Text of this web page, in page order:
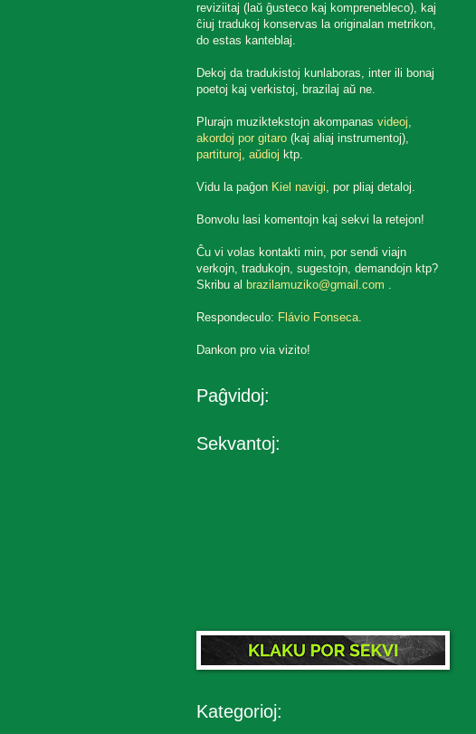
reviziitaj (laŭ ĝusteco kaj komprenebleco), kaj
ĉiuj tradukoj konservas la originalan metrikon,
do estas kanteblaj.
Dekoj da tradukistoj kunlaboras, inter ili bonaj
poetoj kaj verkistoj, brazilaj aŭ ne.
Plurajn muziktekstojn akompanas videoj,
akordoj por gitaro(kaj aliaj instrumentoj),
partituroj, aŭdioj ktp.
Vidu la paĝon Kiel navigi, por pliaj detaloj.
Bonvolu lasi komentojn kaj sekvi la retejon!
Ĉu vi volas kontakti min, por sendi viajn
verkojn, tradukojn, sugestojn, demandojn ktp?
Skribu al brazilamuziko@gmail.com .
Respondeculo: Flávio Fonseca.
Dankon pro via vizito!
Paĝvidoj:
Sekvantoj:
Kategorioj: